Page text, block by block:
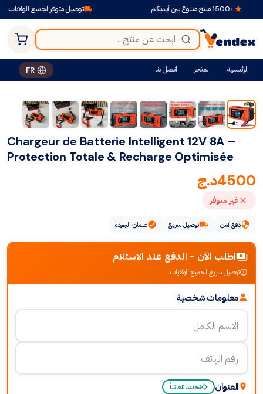
توصيل متوفر لجميع الولايات
الرئيسية المتجر اتصل بنا FR
Chargeur de Batterie Intelligent 12V 8A –
Protection Totale & Recharge Optimisée
4500د.ج
غير متوفر
دفع آمن توصيل سريع ضمان الجودة
اطلب الآن - الدفع عند الاستلام
توصيل سريع لجميع الولايات
معلومات شخصية
العنوان تحديد تلقائياً